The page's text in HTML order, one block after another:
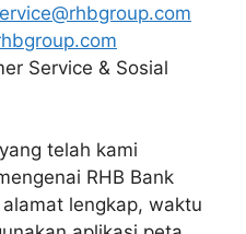
Service & Sosial
telah kami
RHB Bank
lengkap, waktu